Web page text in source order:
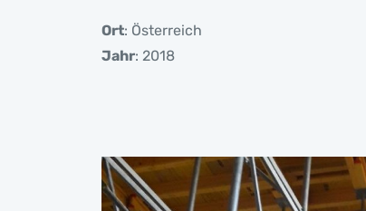
Ort: Österreich
Jahr: 2018